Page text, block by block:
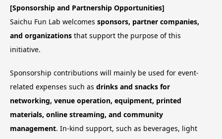
[Sponsorship and Partnership Opportunities]
Saichu Fun Lab welcomes sponsors, partner companies,
and organizations that support the purpose of this
initiative.
Sponsorship contributions will mainly be used for event-
related expenses such as drinks and snacks for
networking, venue operation, equipment, printed
materials, online streaming, and community
management. In-kind support, such as beverages, light